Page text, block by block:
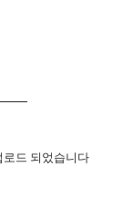
드 되었습니다